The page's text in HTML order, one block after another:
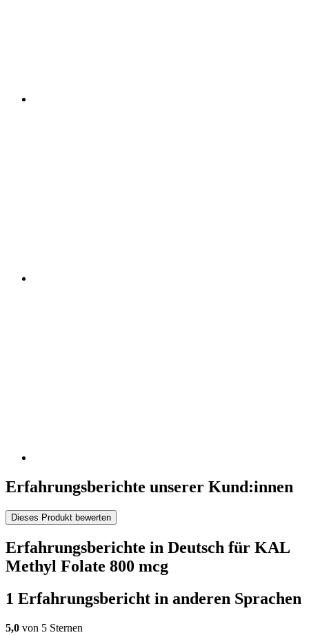
Erfahrungsberichte unserer Kund:innen
Dieses Produkt bewerten
Erfahrungsberichte in Deutsch für KAL
Methyl Folate 800 mcg
1 Erfahrungsbericht in anderen Sprachen
5,0 von 5 Sternen